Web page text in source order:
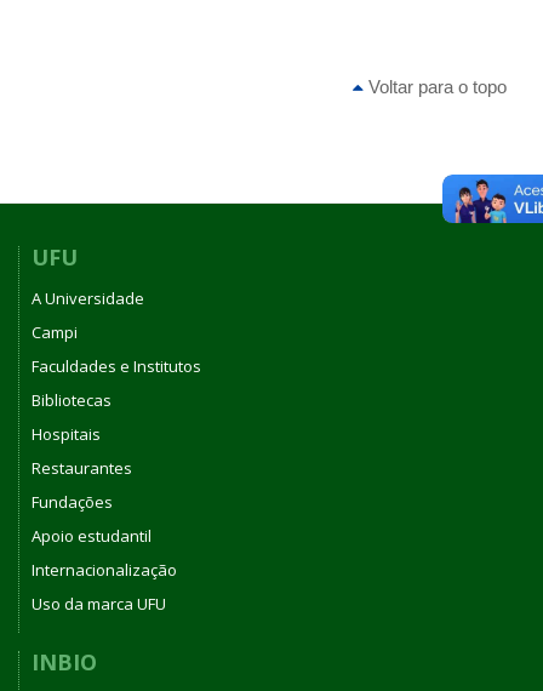
Voltar para o topo
UFU
A Universidade
Campi
Faculdades e Institutos
Bibliotecas
Hospitais
Restaurantes
Fundações
Apoio estudantil
Internacionalização
Uso da marca UFU
INBIO